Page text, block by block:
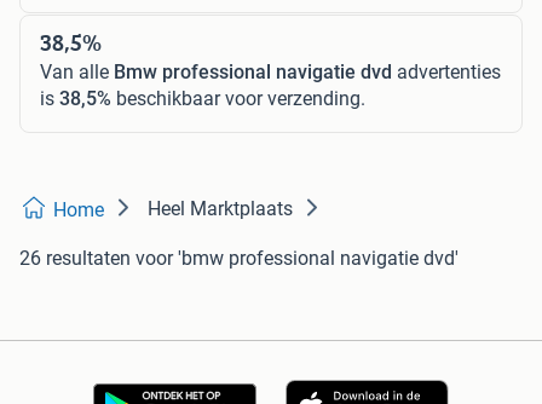
38,5%
Van alle Bmw professional navigatie dvd advertenties
is 38,5% beschikbaar voor verzending.
Home Heel Marktplaats
26 resultaten voor 'bmw professional navigatie dvd'